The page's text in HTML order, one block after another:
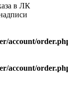
в ЛК
account/
account/